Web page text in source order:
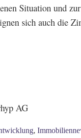
Situation und zur
sich auch die
AG
,